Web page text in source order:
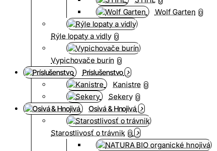
Wolf Garten 0
Rýle lopaty a vidly 0
Vypichovače burín 0
Príslušenstvo
Kanistre 0
Sekery 0
Osivá & Hnojivá
Starostlivosť o trávnik 0